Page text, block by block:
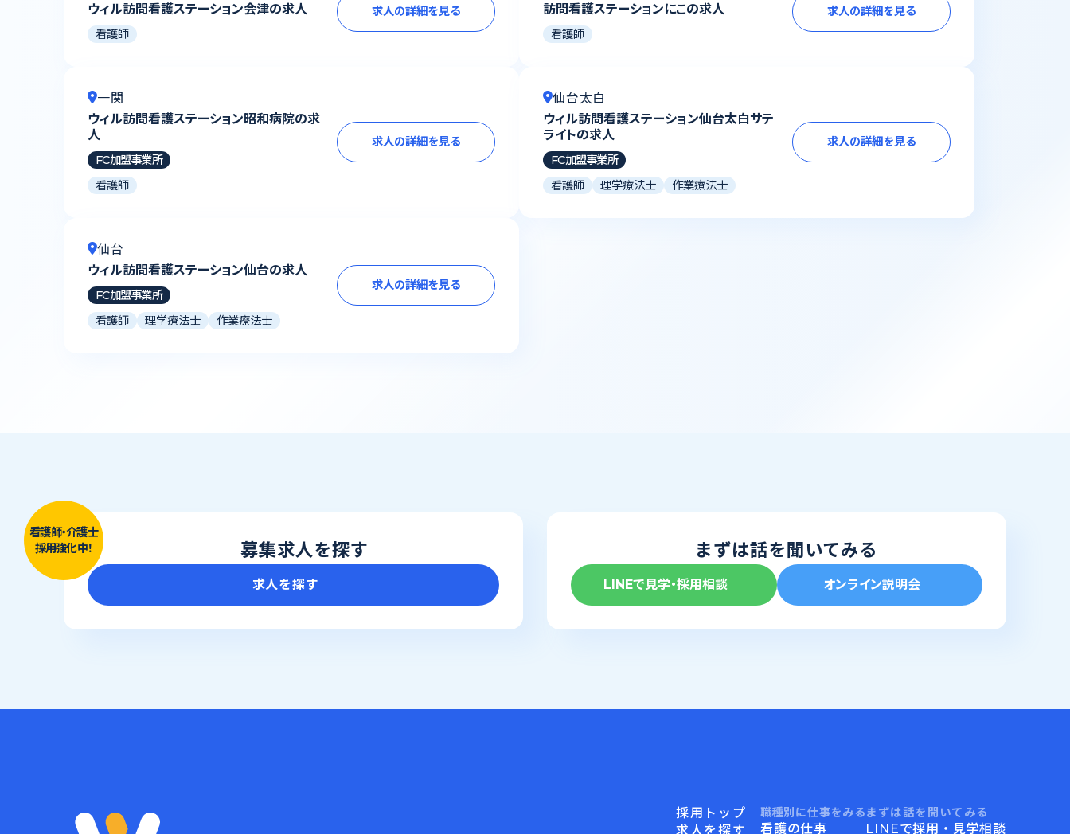
ウィル訪問看護ステーション会津の求人
看護師
求人の詳細を見る
訪問看護ステーションにこの求人
看護師
求人の詳細を見る
一関
ウィル訪問看護ステーション昭和病院の求
人
FC加盟事業所
看護師
求人の詳細を見る
仙台太白
ウィル訪問看護ステーション仙台太白サテ
ライトの求人
FC加盟事業所
看護師
理学療法士 作業療法士
求人の詳細を見る
仙台
ウィル訪問看護ステーション仙台の求人
FC加盟事業所
看護師
理学療法士 作業療法士
求人の詳細を見る
募集求人を探す
看護師・介護士
採用強化中！
求人を探す
まずは話を聞いてみる
LINEで見学・採用相談 オンライン説明会
採用トップ
求人を探す
職種別に仕事をみる
看護の仕事
まずは話を聞いてみる
LINEで採用・見学相談